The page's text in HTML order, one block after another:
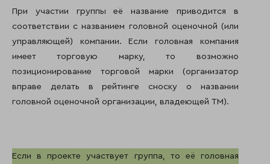
При участии группы её название приводится в
соответствии с названием головной оценочной (или
управляющей) компании. Если головная компания
имеет торговую марку, то возможно
позиционирование торговой марки (организатор
вправе делать в рейтинге сноску о названии
головной оценочной организации, владеющей ТМ).
Если в проекте участвует группа, то её головная